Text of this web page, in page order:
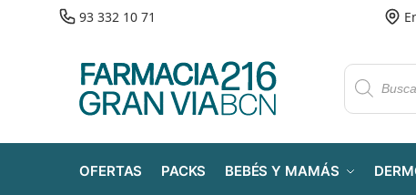
93 332 10 71
OFERTAS PACKS BEBÉS Y MAMÁS